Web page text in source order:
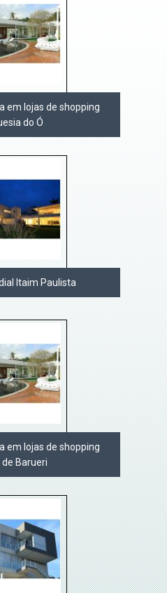
em lojas de shopping
do Ó
Itaim Paulista
em lojas de shopping
Barueri